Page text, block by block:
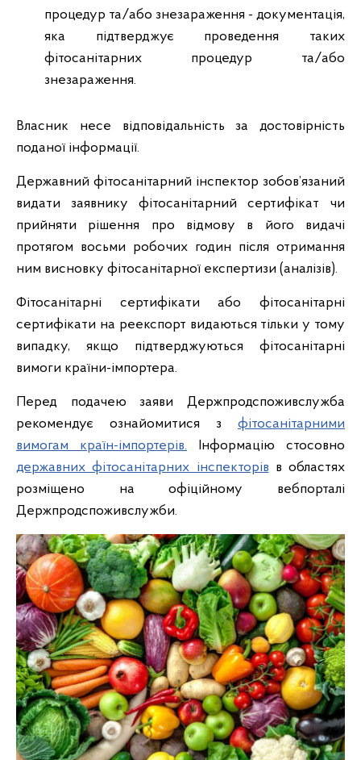
процедур та/або знезараження - документація,
яка підтверджує проведення таких
фітосанітарних процедур та/або
знезараження.
Власник несе відповідальність за достовірність
поданої інформації.
Державний фітосанітарний інспектор зобов’язаний
видати заявнику фітосанітарний сертифікат чи
прийняти рішення про відмову в його видачі
протягом восьми робочих годин після отримання
ним висновку фітосанітарної експертизи (аналізів).
Фітосанітарні сертифікати або фітосанітарні
сертифікати на реекспорт видаються тільки у тому
випадку, якщо підтверджуються фітосанітарні
вимоги країни-імпортера.
Перед подачею заяви Держпродспоживслужба
рекомендує ознайомитися з фітосанітарними
вимогам країн-імпортерів. Інформацію стосовно
державних фітосанітарних інспекторів в областях
розміщено на офіційному вебпорталі
Держпродспоживслужби.